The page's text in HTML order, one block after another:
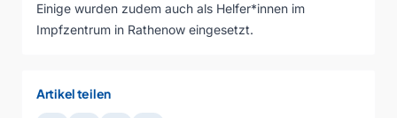
Einige wurden zudem auch als Helfer*innen im
Impfzentrum in Rathenow eingesetzt.
Artikel teilen